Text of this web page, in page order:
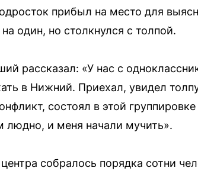
прибыл на место для
один, но столкнулся с толпой.
рассказал: «У нас с
в Нижний. Приехал, увидел
состоял в этой группировке
людно, и меня начали мучить».
собралось порядка сотни